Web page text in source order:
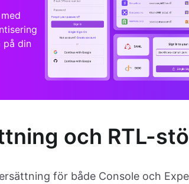
på din
och RTL-
för både Console och